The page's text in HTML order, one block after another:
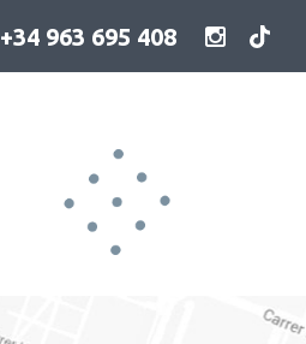
+34 963 695 408